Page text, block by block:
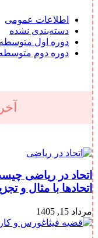
اطلاعات عمومی
دسته‌بندی نشده
دوره اول متوسطه
دوره دوم
اتحاد در ریاضی
اتحادها با مثال و
مرداد 15, 1405